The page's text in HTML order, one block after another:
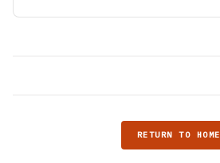
RETURN TO HOME